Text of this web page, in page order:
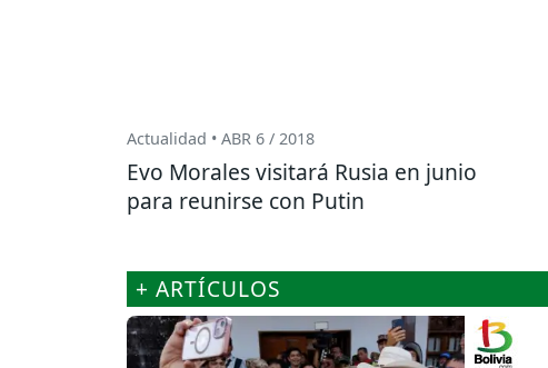
Actualidad • ABR 6 / 2018
Evo Morales visitará Rusia en junio
para reunirse con Putin
+ ARTÍCULOS